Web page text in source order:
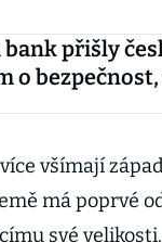
bank přišly
o
všímají
má poprvé
své